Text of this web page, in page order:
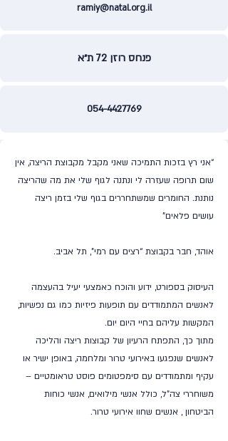
ramiy@natal.org.il
פנחס רוזן 72 ת״א
054-4427769
“אני רץ בזכות התמיכה שאני מקבל מקבוצת הריצה, אין
שום תרופה שעזרה לי ונתנה לגוף שלי את מה שהריצה
נותנת. החומרים שמשתחררים בגוף שלי בזמן ריצה
עושים פלאים”
אוהד, חבר בקבוצת “רצים עם רמי”, תל אביב.
העיסוק בספורט, ידוע והוכח כאמצעי יעיל בהעצמה
לאנשים המתמודדים עם תופעות פיזיות כמו גם נפשיות,
המקשות עליהם בחיי היום יום.
מתוך כך, התפתח הרעיון של קבוצות ריצה והליכה
לאנשים שנפגעו באירועי טרור ומלחמה, באופן ישיר או
עקיף ומתמודדים עם סימפטומים פוסט טראומטיים –
משוחררי צה”ל, כולל אנשי מילואים, אנשי כוחות
הביטחון , אנשים שחוו אירועי טרור.